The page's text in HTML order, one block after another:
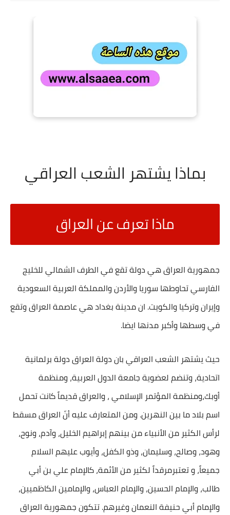
بماذا يشتهر الشعب العراقي
ماذا تعرف عن العراق
جمهورية العراق هي دولة تقع في الطرف الشمالي للخليج
الفارسي تحاوطها سوريا والأردن والمملكة العربية السعودية
وإيران وتركيا والكويت. ان مدينة بغداد هي عاصمة العراق وتقع
في وسطها وأكبر مدنها ايضا.
حيث يشتهر الشعب العراقي بان دولة العراق دولة برلمانية
اتحادية، وتنضم لعضوية جامعة الدول العربية، ومنظمة
أوبك،ومنظمة المؤتمر الإسلامي ، والعراق قديماً كانت تحمل
اسم بلاد ما بين النهرين. ومن المتعارف عليه أنّ العراق مسقط
لرأس الكثير من الأنبياء من بينهم إبراهيم الخليل، وآدم، ونوح،
وهود، وصالح، وسليمان، وذو الكفل، وأيوب عليهم السلام
جميعاً، و تعتبرمرقداً لكثير من الأئمة، كالإمام علي بن أبي
طالب، والإمام الحسين، والإمام العباس، والإمامين الكاظميين،
والإمام أبي حنيفة النعمان وغيرهم. تتكون جمهورية العراق